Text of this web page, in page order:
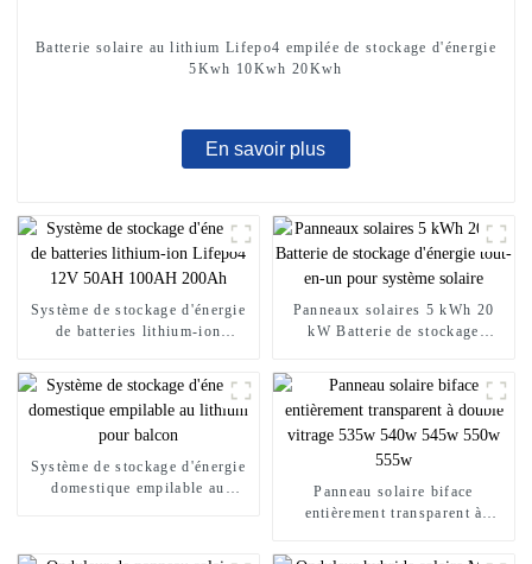
Batterie solaire au lithium Lifepo4 empilée de stockage d'énergie
5Kwh 10Kwh 20Kwh
En savoir plus
Système de stockage d'énergie
de batteries lithium-ion
Panneaux solaires 5 kWh 20
kW Batterie de stockage
Système de stockage d'énergie
domestique empilable au
Panneau solaire biface
entièrement transparent à